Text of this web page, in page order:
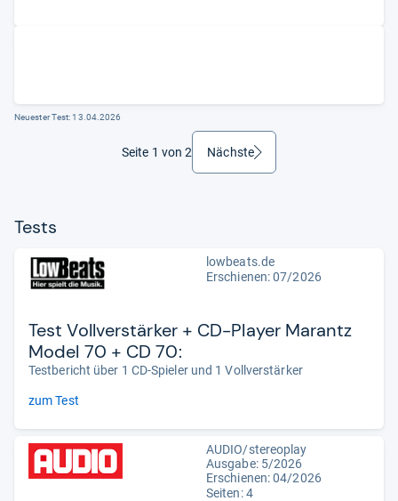
Neuester Test:13.04.2026
Seite 1 von 2 Nächsteweiter
Tests
lowbeats.de
Erschienen:07/2026
Test Vollverstärker + CD-Player Marantz
Model 70 + CD 70:
Testbericht über 1 CD-Spieler und 1 Vollverstärker
zum Test
AUDIO/stereoplay
Ausgabe: 5/2026
Erschienen:04/2026
Seiten: 4